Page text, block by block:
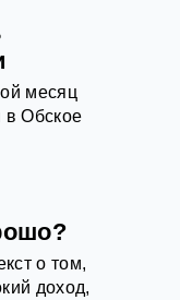
месяц
в Обское
о том,
доход,